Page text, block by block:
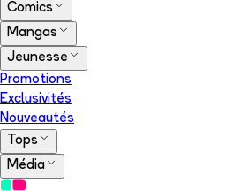
Comics
Mangas
Jeunesse
Promotions
Exclusivités
Nouveautés
Tops
Média